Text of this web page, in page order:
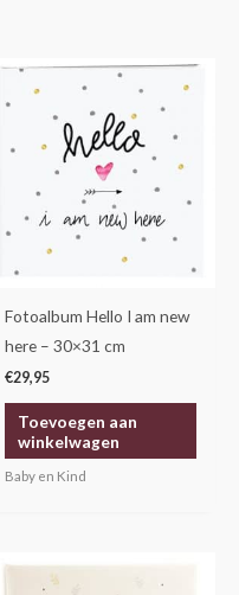
Fotoalbum Hello I am new
here – 30×31 cm
€29,95
Toevoegen aan
winkelwagen
Baby en Kind